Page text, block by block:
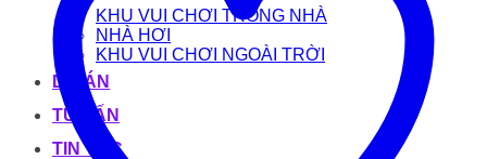
KHU VUI CHƠI TRONG NHÀ
NHÀ HƠI
KHU VUI CHƠI NGOÀI TRỜI
DỰ ÁN
TƯ VẤN
TIN TỨC